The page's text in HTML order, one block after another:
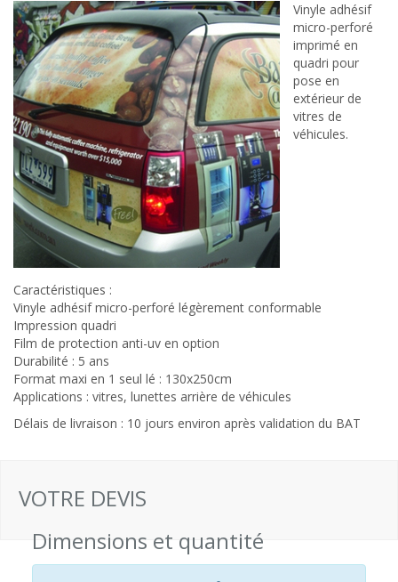
Vinyle adhésif
micro-perforé
imprimé en
quadri pour
pose en
extérieur de
vitres de
véhicules.
Caractéristiques :
Vinyle adhésif micro-perforé légèrement conformable
Impression quadri
Film de protection anti-uv en option
Durabilité : 5 ans
Format maxi en 1 seul lé : 130x250cm
Applications : vitres, lunettes arrière de véhicules
Délais de livraison : 10 jours environ après validation du BAT
VOTRE DEVIS
Dimensions et quantité